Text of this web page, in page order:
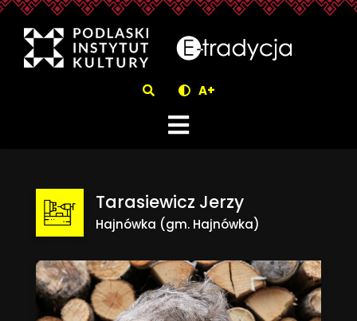
eTradycjaTarasiewicz Jerzy
Szukaj A+
Tarasiewicz Jerzy
Hajnówka (gm. Hajnówka)